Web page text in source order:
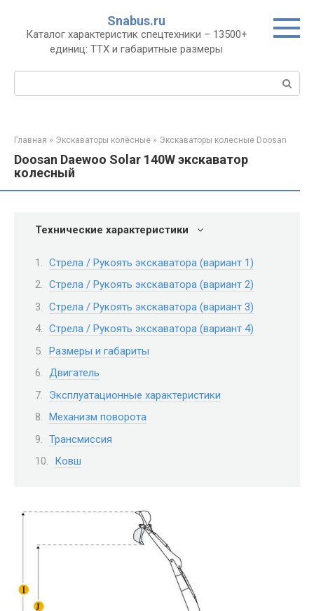
контенту
Snabus.ru
Каталог характеристик спецтехники – 13500+
единиц: ТТХ и габаритные размеры
Главная » Экскаваторы колёсные » Экскаваторы колесные Doosan
Doosan Daewoo Solar 140W экскаватор
колесный
Технические характеристики
Стрела / Рукоять экскаватора (вариант 1)
Стрела / Рукоять экскаватора (вариант 2)
Стрела / Рукоять экскаватора (вариант 3)
Стрела / Рукоять экскаватора (вариант 4)
Размеры и габариты
Двигатель
Эксплуатационные характеристики
Механизм поворота
Трансмиссия
Ковш